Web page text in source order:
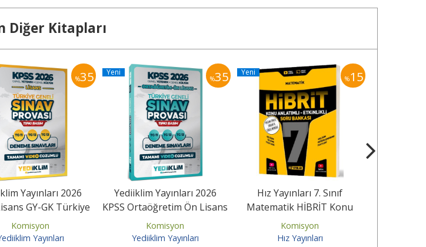
Diğer Kitapları
%35
Yayınları 2026
GY-GK Türkiye
Sınav Provası...
Komisyon
Yayınları
%35
Yeni
Yediiklim Yayınları 2026
KPSS Ortaöğretim Ön Lisans
GY-GK Türkiye Geneli...
Komisyon
Yediiklim Yayınları
%15
Yeni
Hız Yayınları 7. Sınıf
Matematik HİBRİT Konu
Anlatımlı Etkinlikli Soru...
Komisyon
Hız Yayınları